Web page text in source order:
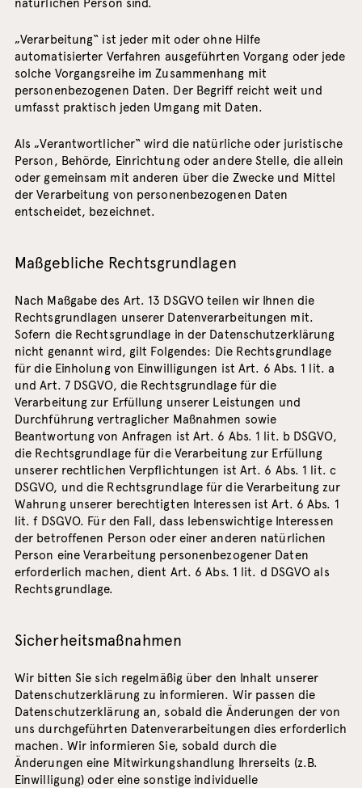
natürlichen Person sind.
„Verarbeitung“ ist jeder mit oder ohne Hilfe
automatisierter Verfahren ausgeführten Vorgang oder jede
solche Vorgangsreihe im Zusammenhang mit
personenbezogenen Daten. Der Begriff reicht weit und
umfasst praktisch jeden Umgang mit Daten.
Als „Verantwortlicher“ wird die natürliche oder juristische
Person, Behörde, Einrichtung oder andere Stelle, die allein
oder gemeinsam mit anderen über die Zwecke und Mittel
der Verarbeitung von personenbezogenen Daten
entscheidet, bezeichnet.
Maßgebliche Rechtsgrundlagen
Nach Maßgabe des Art. 13 DSGVO teilen wir Ihnen die
Rechtsgrundlagen unserer Datenverarbeitungen mit.
Sofern die Rechtsgrundlage in der Datenschutzerklärung
nicht genannt wird, gilt Folgendes: Die Rechtsgrundlage
für die Einholung von Einwilligungen ist Art. 6 Abs. 1 lit. a
und Art. 7 DSGVO, die Rechtsgrundlage für die
Verarbeitung zur Erfüllung unserer Leistungen und
Durchführung vertraglicher Maßnahmen sowie
Beantwortung von Anfragen ist Art. 6 Abs. 1 lit. b DSGVO,
die Rechtsgrundlage für die Verarbeitung zur Erfüllung
unserer rechtlichen Verpflichtungen ist Art. 6 Abs. 1 lit. c
DSGVO, und die Rechtsgrundlage für die Verarbeitung zur
Wahrung unserer berechtigten Interessen ist Art. 6 Abs. 1
lit. f DSGVO. Für den Fall, dass lebenswichtige Interessen
der betroffenen Person oder einer anderen natürlichen
Person eine Verarbeitung personenbezogener Daten
erforderlich machen, dient Art. 6 Abs. 1 lit. d DSGVO als
Rechtsgrundlage.
Sicherheitsmaßnahmen
Wir bitten Sie sich regelmäßig über den Inhalt unserer
Datenschutzerklärung zu informieren. Wir passen die
Datenschutzerklärung an, sobald die Änderungen der von
uns durchgeführten Datenverarbeitungen dies erforderlich
machen. Wir informieren Sie, sobald durch die
Änderungen eine Mitwirkungshandlung Ihrerseits (z.B.
Einwilligung) oder eine sonstige individuelle